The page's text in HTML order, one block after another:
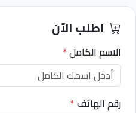
اطلب الآن
الاسم الكامل*
رقم الهاتف*